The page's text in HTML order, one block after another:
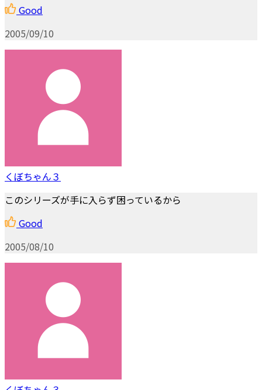
Good
2005/09/10
くぼちゃん３
このシリーズが手に入らず困っているから
Good
2005/08/10